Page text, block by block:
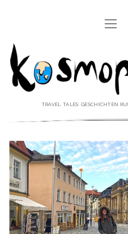
REISEPOESIE
♥ ÜBER DEN
♥ ÜBER DIE
Menü
öffnen
Kosmopoetin
TRAVEL TALES: GESCHICHTEN